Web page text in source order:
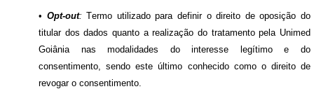
• Opt-out: Termo utilizado para definir o direito de oposição do
titular dos dados quanto a realização do tratamento pela Unimed
Goiânia nas modalidades do interesse legítimo e do
consentimento, sendo este último conhecido como o direito de
revogar o consentimento.